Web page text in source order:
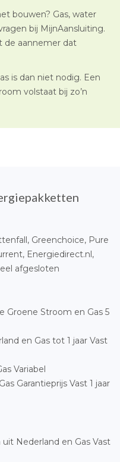
bouwen? Gas, water
bij MijnAansluiting.
de aannemer dat
is dan niet nodig. Een
volstaat bij zo’n
Greenchoice, Pure
Energiedirect.nl,
afgesloten
Groene Stroom en Gas 5
en Gas tot 1 jaar Vast
Variabel
Garantieprijs Vast 1 jaar
Nederland en Gas Vast